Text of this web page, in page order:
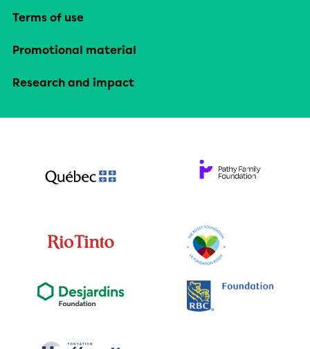
Terms of use
Promotional material
Research and impact